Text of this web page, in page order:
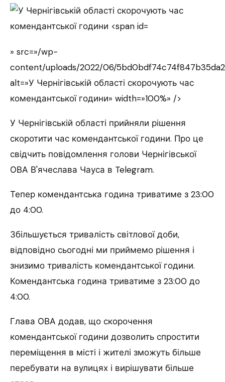
» src=»/wp-
content/uploads/2022/06/
alt=»У Чернігівській області скорочують час
комендантської години» width=»100%» />
У Чернігівській області прийняли рішення
скоротити час комендантської години. Про це
свідчить повідомлення голови Чернігівської
ОВА В'ячеслава Чауса в Telegram.
Тепер комендантська година триватиме з 23:00
до 4:00.
Збільшується тривалість світлової доби,
відповідно сьогодні ми приймемо рішення і
знизимо тривалість комендантської години.
Комендантська година триватиме з 23:00 до
4:00.
Глава ОВА додав, що скорочення
комендантської години дозволить спростити
переміщення в місті і жителі зможуть більше
перебувати на вулицях і вирішувати більше